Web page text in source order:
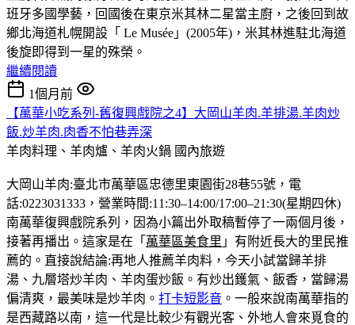
班牙多國學藝，回國後在東京米其林二星當主廚，之後回到故
鄉北海道札幌開設「 Le Musée」(2005年)，米其林進駐北海道
後旋即得到一星的殊榮。
繼續閱讀
1個月前
【萬華小吃系列-舊復興戲院之4】大岡山羊肉.羊排湯.羊肉炒
飯.炒羊肉.肉香不怕巷弄深
羊肉料理、羊肉爐、羊肉火鍋 國內旅遊
大岡山羊肉:臺北市萬華區忠德里東園街28巷55號，電
話:0223031333，營業時間:11:30–14:00/17:00–21:30(星期四休)
南萬華復興戲院系列，因為小篇出外取稿暫停了一兩個月後，
接著再播出。這家是在「 萬華區美食里 」有附近長大的里民推
薦的。直接說結論:再地人推薦羊肉料，今天小試當歸羊排
湯、九層塔炒羊肉、羊肉蛋炒飯。有炒出鑊氣、飯香，當歸湯
偏清爽，最美味是炒羊肉。 打卡短影音 。一般來說南萬華指的
是西藏路以南，這一代是比較少有觀光客、外地人會來覓食的